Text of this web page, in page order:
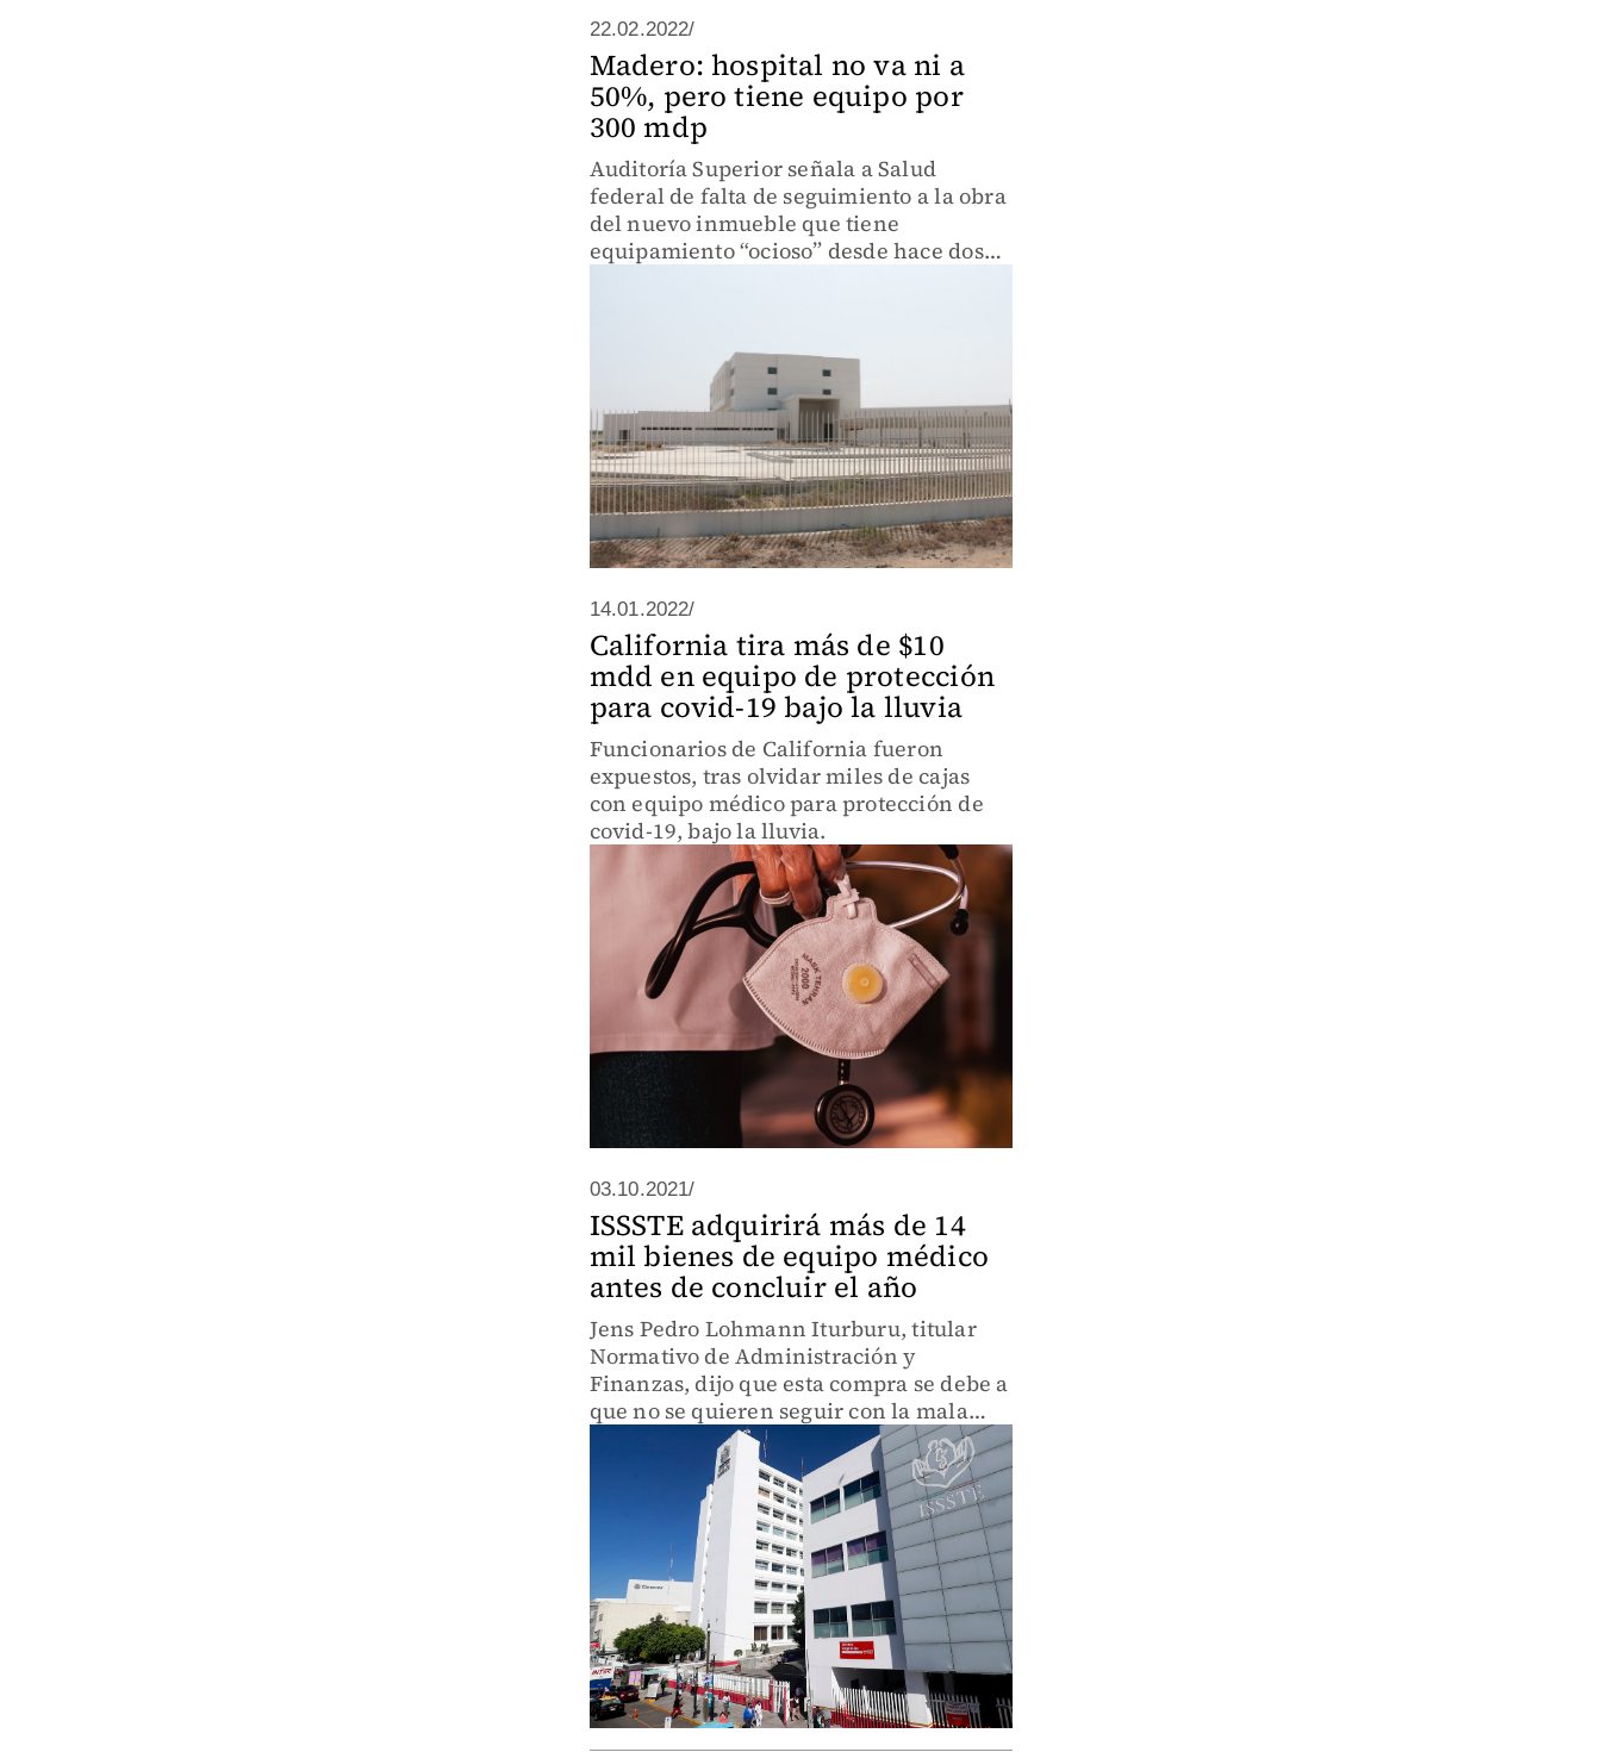
22.02.2022/
Madero: hospital no va ni a
50%, pero tiene equipo por
300 mdp
Auditoría Superior señala a Salud
federal de falta de seguimiento a la obra
del nuevo inmueble que tiene
equipamiento “ocioso” desde hace dos
14.01.2022/
California tira más de $10
mdd en equipo de protección
para covid-19 bajo la lluvia
Funcionarios de California fueron
expuestos, tras olvidar miles de cajas
con equipo médico para protección de
covid-19, bajo la lluvia.
03.10.2021/
ISSSTE adquirirá más de 14
mil bienes de equipo médico
antes de concluir el año
Jens Pedro Lohmann Iturburu, titular
Normativo de Administración y
Finanzas, dijo que esta compra se debe a
que no se quieren seguir con la mala
costumbre de inaugurar sin equipar
instalaciones.